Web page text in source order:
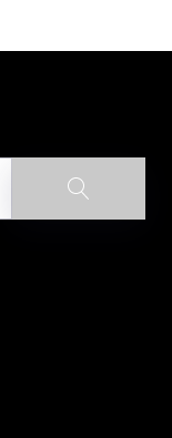
Suche